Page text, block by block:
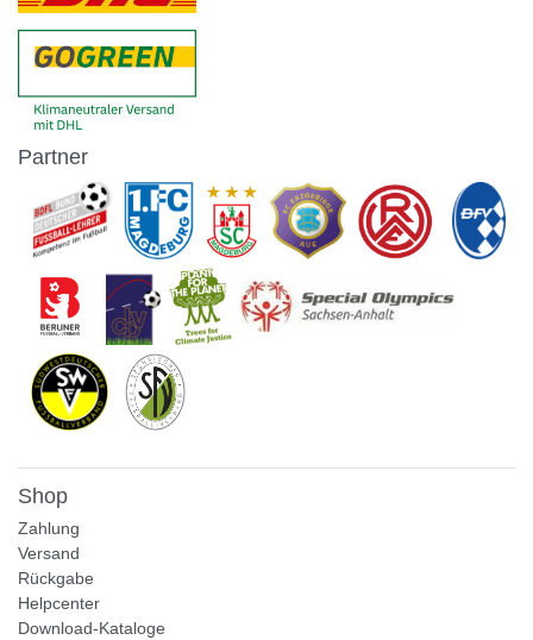
Partner
Shop
Zahlung
Versand
Rückgabe
Helpcenter
Download-Kataloge